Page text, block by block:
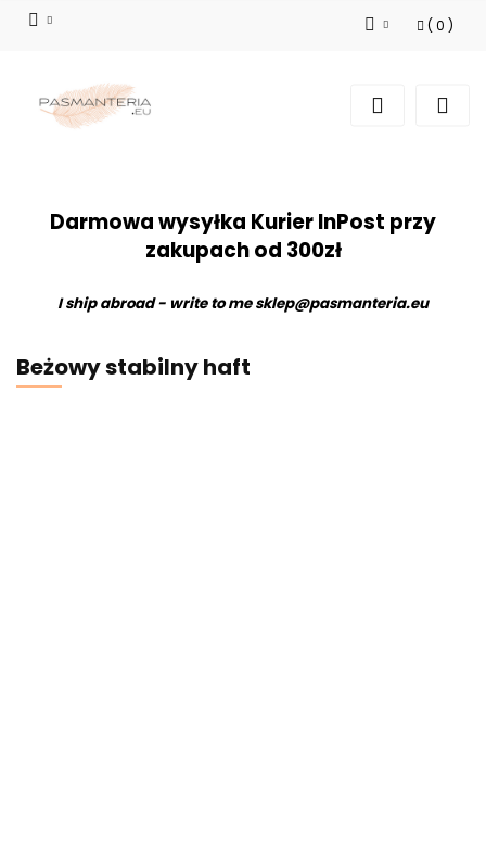
( 0 )
Darmowa wysyłka Kurier InPost przy
zakupach od 300zł
I ship abroad - write to mesklep@pasmanteria.eu
Beżowy stabilny haft